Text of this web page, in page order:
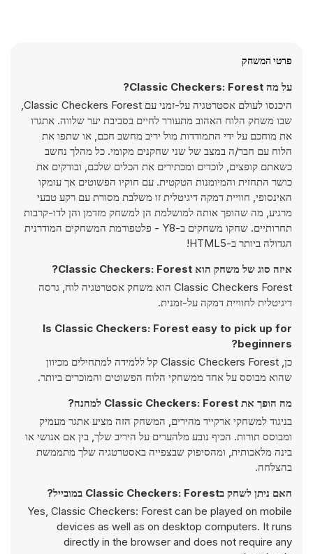
פרטי המשחק
על מה Classic Checkers: Forest?
היכנסו לעולם אסטרטגיה על-זמני עם Classic Checkers Forest,
שבו משחק הלוח האהוב מתעורר לחיים בסביבת יער שלווה. אתגרו
את מוחכם על ידי התמודדות מול יריב מחשב חכם, או שתפו את
הלוח עם חבר/ה במצב של שני שחקנים מקומי. כל מהלך נחשב
כשאתם קופצים, לוכדים ומכתירים את הכלים שלכם, ובודקים את
כושר התחזית והמיומנות הטקטית. עם חוקיו הפשוטים אך עומקו
האינסופי, חוויית דמקה דיגיטלית זו משלבת מסורת עם רקע טבעי
מרגיע, מה שהופך אותה למושלמת הן למשחק מזדמן והן לדו-קרבות
תחרותיים. שחקו משחקים ב-Y8 - פלטפורמת המשחקים המודרנית
הגדולה ביותר ב-HTML5!
איזה סוג של משחק הוא Classic Checkers: Forest?
Classic Checkers Forest הוא משחק אסטרטגיה לוח, גרסה
דיגיטלית לחוויית דמקה על-זמנית.
Is Classic Checkers: Forest easy to pick up for
beginners?
כן, Classic Checkers Forest קל ללמידה למתחילים מכיוון
שהוא מבוסס על אחד ממשחקי הלוח הפשוטים והמוכרים ביותר.
מה הופך את Classic Checkers: Forest למהנה?
בניגוד למשחקי ארקייד מהירים, המשחק הזה מציע אתגר מעמיק
ומבוסס תורות. הכיף נובע מלהערים על היריב שלך, בין אם אנושי או
בינה מלאכותית, ומהסיפוק שבצפייה באסטרטגיה שלך מתממשת
בהצלחה.
האם ניתן לשחק בClassic Checkers: Forest במובייל?
Yes, Classic Checkers: Forest can be played on mobile
devices as well as on desktop computers. It runs
directly in the browser and does not require any